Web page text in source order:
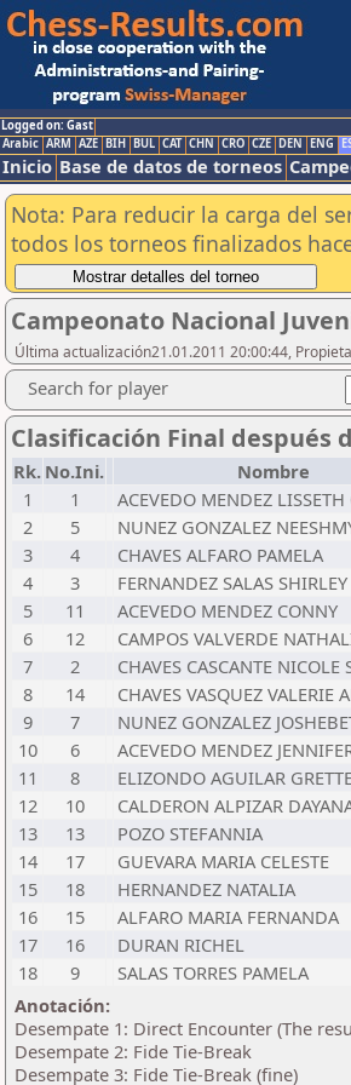
Logged on: Gast
Arabic ARM AZE BIH BUL CAT CHN CRO CZE DEN ENG
Inicio Base de datos de torneos
Nota: Para reducir la carga del
todos los torneos finalizados
Campeonato Nacional
Última actualización21.01.2011 20:00:44,
Search for player
Clasificación Final después
Rk. No.Ini. Nombre
1
1 ACEVEDO MENDEZ LISSETH
2
5 NUNEZ GONZALEZ
3
4 CHAVES ALFARO PAMELA
4
3 FERNANDEZ SALAS
5
11 ACEVEDO MENDEZ CONNY
6
12 CAMPOS VALVERDE
7
2 CHAVES CASCANTE NICOLE
8
14 CHAVES VASQUEZ VALERIE
9
7 NUNEZ GONZALEZ
10
6 ACEVEDO MENDEZ
11
8 ELIZONDO AGUILAR
12
10 CALDERON ALPIZAR
13
13 POZO STEFANNIA
14
17 GUEVARA MARIA CELESTE
15
18 HERNANDEZ NATALIA
16
15 ALFARO MARIA FERNANDA
17
16 DURAN RICHEL
18
9 SALAS TORRES PAMELA
Anotación:
Desempate 1: Direct Encounter (The
Desempate 2: Fide Tie-Break
Desempate 3: Fide Tie-Break (fine)